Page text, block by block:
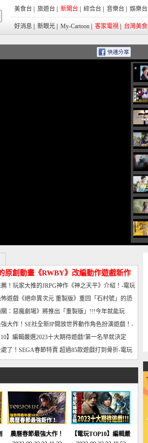
美食台 旅遊台 新聞台 綜合台 音樂台 娛樂台
好消息 新眼光 My-Cartoon 客家電視 台灣美食
原創動畫《RWBY》改編動作遊戲新作
宅速配20221102
！玩家大推的JRPG神作《神之天平》介紹！-電玩
遊戲《絕命異次元 重製版》重回「石村號」的恐
宅速配20230125
關：惡魔劇場》將推出「重製版」!!!今年就能玩
配20230124
大作！SE社全新IP開放世界動作角色扮演遊戲！-
】編輯嚴選2023十大期待遊戲!第一名早就決定
接雷你!-電玩宅速配20230120
了！SEGA春節特賣 超過85款遊戲打到骨折-電玩
農曆春節最強大作！
【電玩TOP10】編輯嚴